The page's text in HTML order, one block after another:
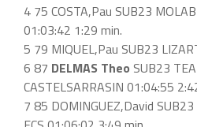
4 75 COSTA,Pau SUB23
01:03:42 1:29 min.
5 79 MIQUEL,Pau SUB23
6 87 DELMAS Theo SUB23
CASTELSARRASIN 01:04:55
7 85 DOMINGUEZ,David